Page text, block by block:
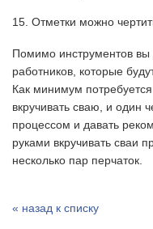
15. Отметки можно
Помимо инструментов вы
работников, которые
Как минимум
вкручивать сваю, и один
процессом и давать
руками вкручивать сваи
несколько пар перчаток.
« назад к списку